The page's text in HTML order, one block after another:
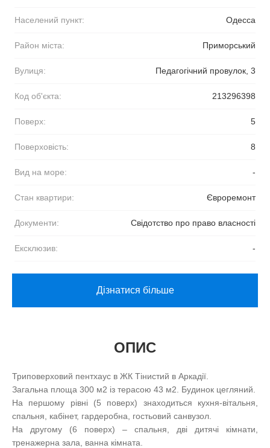
Населений пункт: Одесса
Район міста: Приморський
Вулиця: Педагогічний провулок, 3
Код об'єкта: 213296398
Поверх: 5
Поверховість: 8
Вид на море: -
Стан квартири: Євроремонт
Документи: Свідотство про право власності
Ексклюзив: -
Дізнатися більше
ОПИС
Триповерховий пентхаус в ЖК Тінистий в Аркадії.
Загальна площа 300 м2 із терасою 43 м2. Будинок цегляний.
На першому рівні (5 поверх) знаходиться кухня-вітальня,
спальня, кабінет, гардеробна, гостьовий санвузол.
На другому (6 поверх) – спальня, дві дитячі кімнати,
тренажерна зала, ванна кімната.